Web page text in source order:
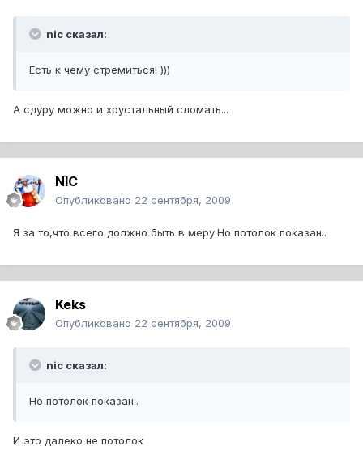
nic сказал:
Есть к чему стремиться! )))
А сдуру можно и хрустальный сломать...
NIC
Опубликовано 22 сентября, 2009
Я за то,что всего должно быть в меру.Но потолок показан..
Keks
Опубликовано 22 сентября, 2009
nic сказал:
Но потолок показан..
И это далеко не потолок